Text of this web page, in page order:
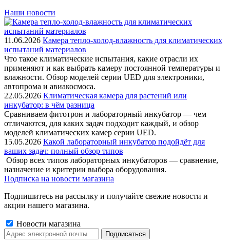
Наши новости
11.06.2026 Камера тепло-холод-влажность для климатических
испытаний материалов
Что такое климатические испытания, какие отрасли их
применяют и как выбрать камеру постоянной температуры и
влажности. Обзор моделей серии UED для электроники,
автопрома и авиакосмоса.
22.05.2026 Климатическая камера для растений или
инкубатор: в чём разница
Сравниваем фитотрон и лабораторный инкубатор — чем
отличаются, для каких задач подходит каждый, и обзор
моделей климатических камер серии UED.
15.05.2026 Какой лабораторный инкубатор подойдёт для
ваших задач: полный обзор типов
Обзор всех типов лабораторных инкубаторов — сравнение,
назначение и критерии выбора оборудования.
Подписка на новости магазина
Подпишитесь на рассылку и получайте свежие новости и
акции нашего магазина.
Новости магазина